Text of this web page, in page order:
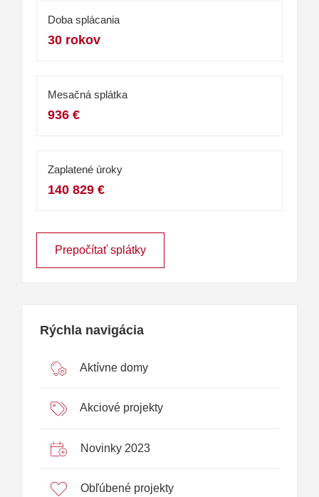
Doba splácania
30 rokov
Mesačná splátka
936 €
Zaplatené úroky
140 829 €
Prepočítať splátky
Rýchla navigácia
Aktívne domy
Akciové projekty
Novinky 2023
Obľúbené projekty